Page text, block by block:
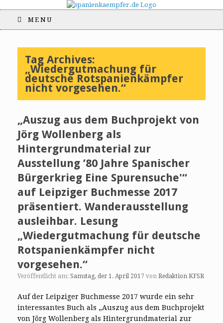
MENU
Tag Archives:
„Wiedergutmachung für
deutsche Rotspanienkämpfer
nicht vorgesehen.“
„Auszug aus dem Buchprojekt von
Jörg Wollenberg als
Hintergrundmaterial zur
Ausstellung ’80 Jahre Spanischer
Bürgerkrieg Eine Spurensuche'“
auf Leipziger Buchmesse 2017
präsentiert. Wanderausstellung
ausleihbar. Lesung
„Wiedergutmachung für deutsche
Rotspanienkämpfer nicht
vorgesehen.“
Veröffentlicht am: Samstag, der 1. April 2017 von Redaktion KFSR
Auf der Leipziger Buchmesse 2017 wurde ein sehr
interessantes Buch als „Auszug aus dem Buchprojekt
von Jörg Wollenberg als Hintergrundmaterial zur